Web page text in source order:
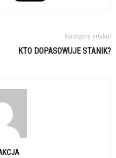
Następny artykuł
KTO DOPASOWUJE STANIK?